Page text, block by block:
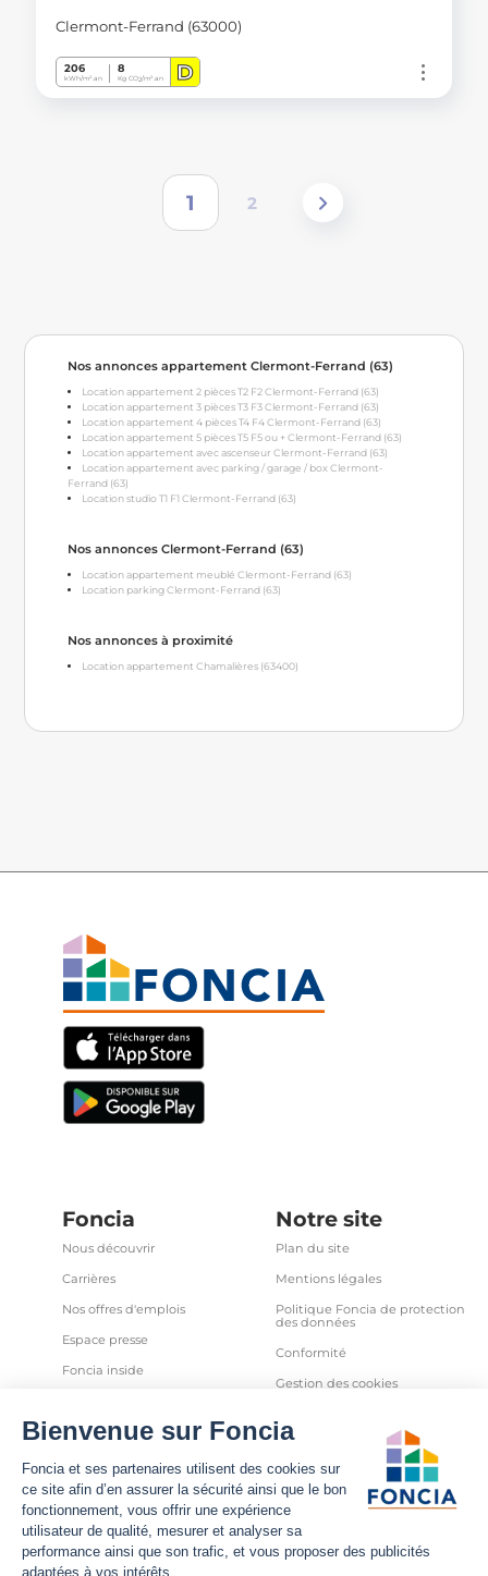
Clermont-Ferrand (63000)
206
kWh/m².an
8
Kg CO2/m².an D
1 2
Nos annonces appartement Clermont-Ferrand (63)
Location appartement 2 pièces T2 F2 Clermont-Ferrand (63)
Location appartement 3 pièces T3 F3 Clermont-Ferrand (63)
Location appartement 4 pièces T4 F4 Clermont-Ferrand (63)
Location appartement 5 pièces T5 F5 ou + Clermont-Ferrand (63)
Location appartement avec ascenseur Clermont-Ferrand (63)
Location appartement avec parking / garage / box Clermont-
Ferrand (63)
Location studio T1 F1 Clermont-Ferrand (63)
Nos annonces Clermont-Ferrand (63)
Location appartement meublé Clermont-Ferrand (63)
Location parking Clermont-Ferrand (63)
Nos annonces à proximité
Location appartement Chamalières (63400)
Foncia
Nous découvrir
Carrières
Nos offres d'emplois
Espace presse
Foncia inside
Partenaires
Notre site
Plan du site
Mentions légales
Politique Foncia de protection
des données
Conformité
Gestion des cookies
et autres traceurs
Sécurité informatique
Déclaration d'accessibilité
Infos utiles
Nous contacter
Nous suivre
Facebook